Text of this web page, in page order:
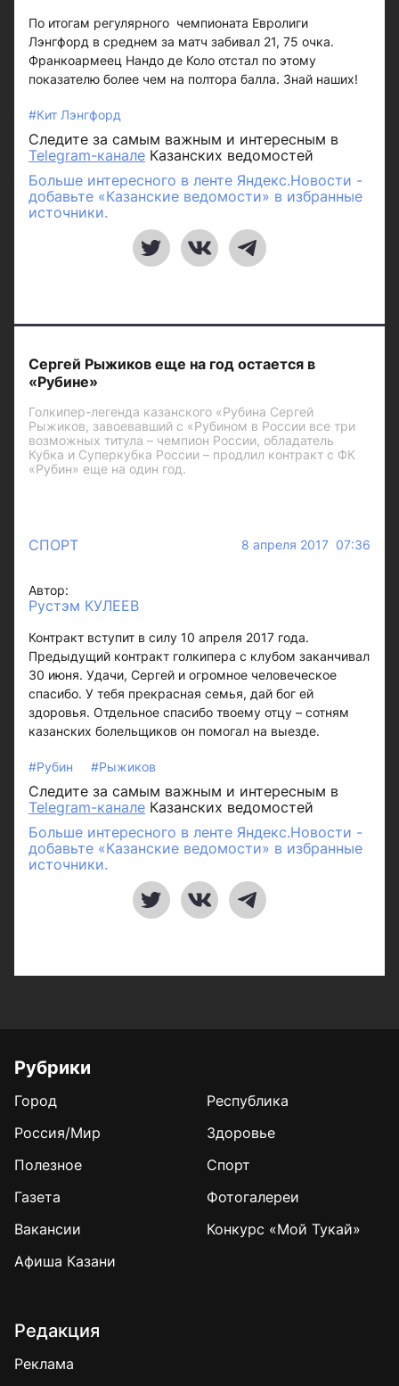
По итогам регулярного чемпионата Евролиги
Лэнгфорд в среднем за матч забивал 21, 75 очка.
Франкоармеец Нандо де Коло отстал по этому
показателю более чем на полтора балла. Знай наших!
#Кит Лэнгфорд
Следите за самым важным и интересным в
Telegram-канале Казанских ведомостей
Больше интересного в ленте Яндекс.Новости -
добавьте «Казанские ведомости» в избранные
источники.
Сергей Рыжиков еще на год остается в
«Рубине»
Голкипер-легенда казанского «Рубина Сергей
Рыжиков, завоевавший с «Рубином в России все три
возможных титула – чемпион России, обладатель
Кубка и Суперкубка России – продлил контракт с ФК
«Рубин» еще на один год.
СПОРТ 8 апреля 2017 07:36
Автор:
Рустэм КУЛЕЕВ
Контракт вступит в силу 10 апреля 2017 года.
Предыдущий контракт голкипера с клубом заканчивал
30 июня. Удачи, Сергей и огромное человеческое
спасибо. У тебя прекрасная семья, дай бог ей
здоровья. Отдельное спасибо твоему отцу – сотням
казанских болельщиков он помогал на выезде.
#Рубин #Рыжиков
Следите за самым важным и интересным в
Telegram-канале Казанских ведомостей
Больше интересного в ленте Яндекс.Новости -
добавьте «Казанские ведомости» в избранные
источники.
Рубрики
Город
Республика
Россия/Мир
Здоровье
Полезное
Спорт
Газета
Фотогалереи
Вакансии
Конкурс «Мой Тукай»
Афиша Казани
Редакция
Реклама